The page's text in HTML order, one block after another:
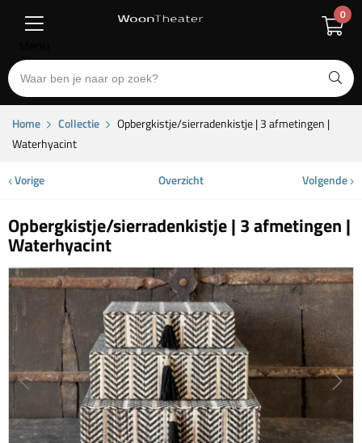
0
Home Collectie
Opbergkistje/sierradenkistje | 3 afmetingen |
Waterhyacint
Vorige Overzicht Volgende
Opbergkistje/sierradenkistje | 3 afmetingen |
Waterhyacint